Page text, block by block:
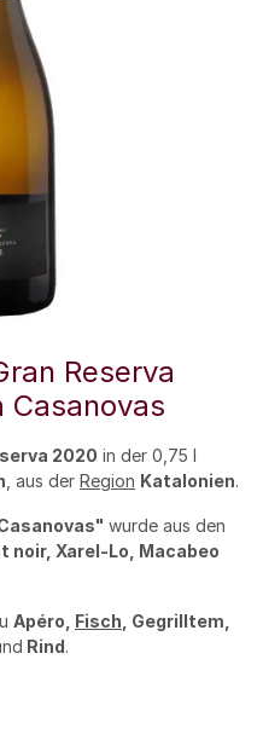
Reserva
Casanovas
2020 in der 0,75 l
, aus der Region Katalonien.
wurde aus den
noir, Xarel-Lo, Macabeo
Apéro, Fisch , Gegrilltem,
Rind.